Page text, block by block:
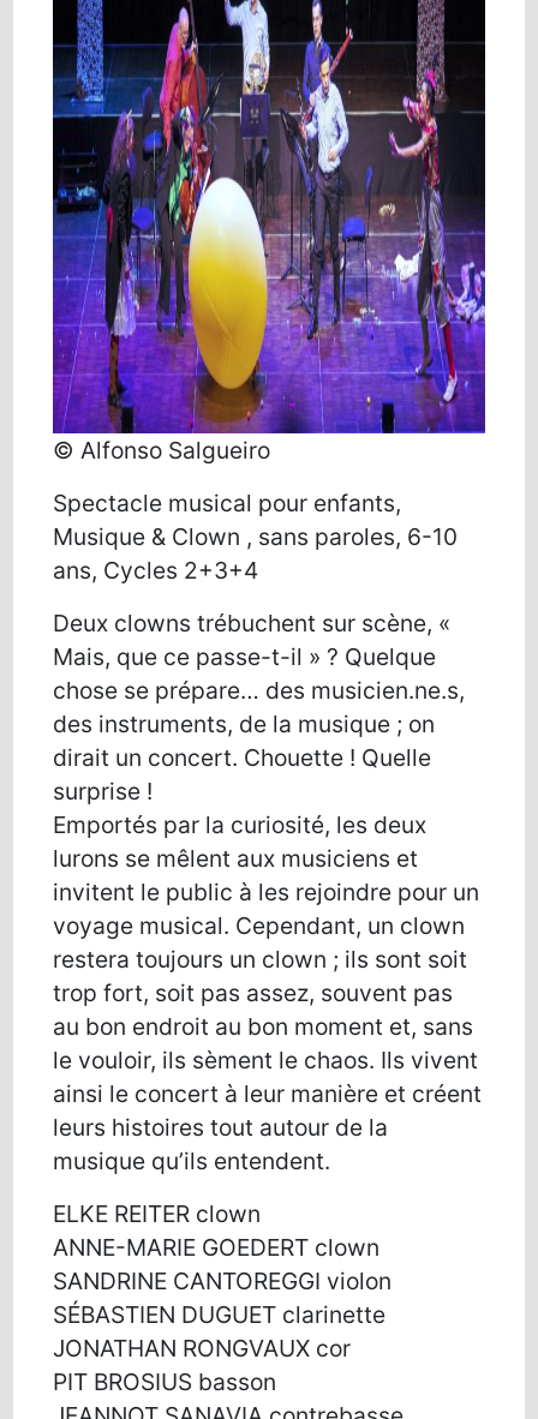
© Alfonso Salgueiro
Spectacle musical pour enfants,
Musique & Clown , sans paroles, 6-10
ans, Cycles 2+3+4
Deux clowns trébuchent sur scène, «
Mais, que ce passe-t-il » ? Quelque
chose se prépare… des musicien.ne.s,
des instruments, de la musique ; on
dirait un concert. Chouette ! Quelle
surprise !
Emportés par la curiosité, les deux
lurons se mêlent aux musiciens et
invitent le public à les rejoindre pour un
voyage musical. Cependant, un clown
restera toujours un clown ; ils sont soit
trop fort, soit pas assez, souvent pas
au bon endroit au bon moment et, sans
le vouloir, ils sèment le chaos. Ils vivent
ainsi le concert à leur manière et créent
leurs histoires tout autour de la
musique qu’ils entendent.
ELKE REITER clown
ANNE-MARIE GOEDERT clown
SANDRINE CANTOREGGI violon
SÉBASTIEN DUGUET clarinette
JONATHAN RONGVAUX cor
PIT BROSIUS basson